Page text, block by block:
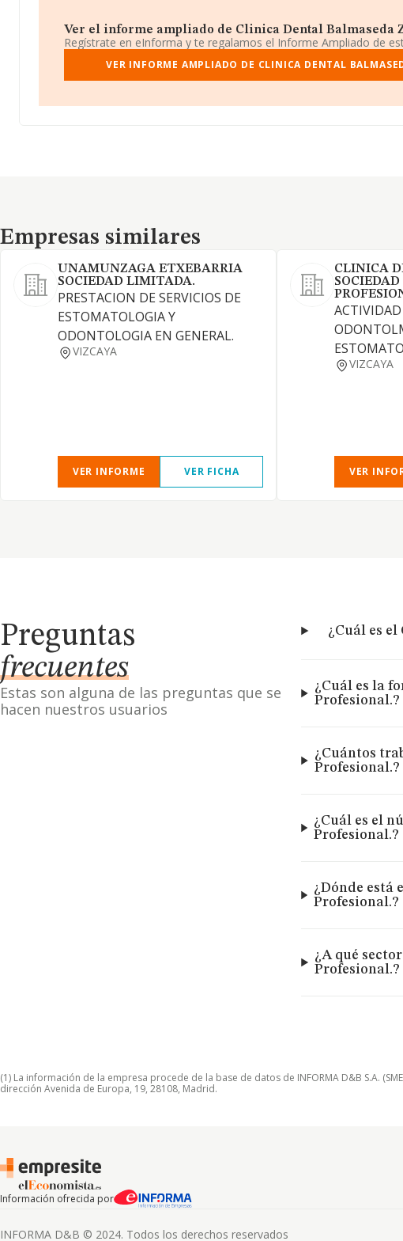
Ver el informe ampliado de Clinica Dental Balmaseda
Regístrate en eInforma y te regalamos el Informe Ampliado de
VER INFORME AMPLIADO DE CLINICA DENTAL
Empresas similares
Empresas similares
UNAMUNZAGA ETXEBARRIA
SOCIEDAD LIMITADA.
PRESTACION DE SERVICIOS DE
ESTOMATOLOGIA Y
ODONTOLOGIA EN GENERAL.
VIZCAYA
VER INFORME VER FICHA
CLINICA
VIZCAYA
VER
Preguntas
frecuentes
Estas son alguna de las preguntas que se
hacen nuestros usuarios
¿Cuál es
¿Cuál es la
Profesional.?
¿Cuántos
Profesional.?
¿Cuál es el
Profesional.?
¿Dónde está
Profesional.?
¿A qué
Profesional.?
(1) La información de la empresa procede de la base de datos de INFORMA D&B S.A.
dirección Avenida de Europa, 19, 28108, Madrid.
Información ofrecida por
INFORMA D&B © 2024. Todos los derechos reservados